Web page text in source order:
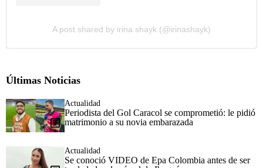
A post shared by irina shayk (@irinashayk)
Últimas Noticias
Actualidad
Periodista del Gol Caracol se comprometió: le pidió
matrimonio a su novia embarazada
Actualidad
Se conoció VIDEO de Epa Colombia antes de ser